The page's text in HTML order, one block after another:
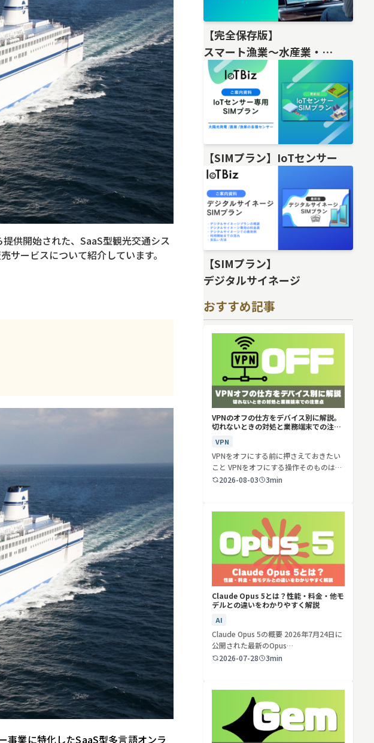
リセット
検索する
供開始された、SaaS型観光交通シス
ービスについて紹介しています。
事業に特化したSaaS型多言語オンラ
【完全保存版】
スマート漁業〜水産業・
漁業IoT/M2M活用事例や製品の総
【SIMプラン】IoTセンサー
【SIMプラン】
デジタルサイネージ
おすすめ記事
VPNのオフの仕方をデバイス別に解説。
切れないときの対処と業務端末での注意
VPN
VPNをオフにする前に押さえておきたい
こと VPNをオフにする操作そのものは、
ど…2026-08-03 3min
Claude Opus 5とは？性能・料金・他モ
デルとの違いをわかりやすく解説
AI
Claude Opus 5の概要 2026年7月24日に
公開された最新のOpus…
2026-07-28
3min